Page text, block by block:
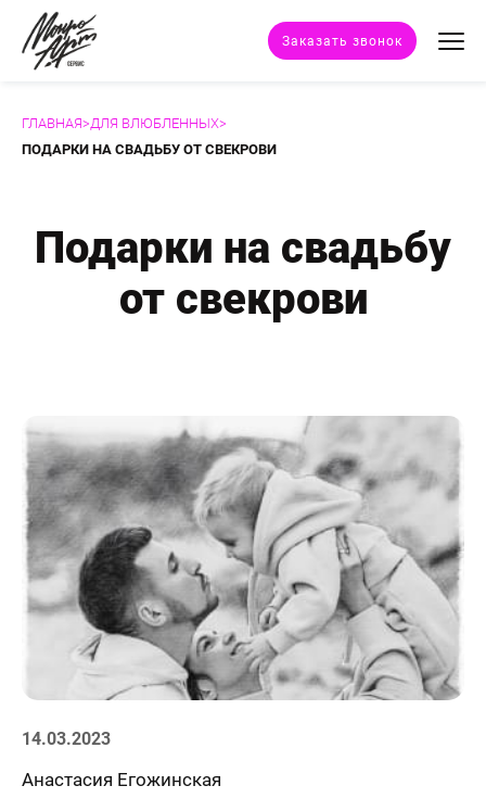
Заказать звонок
Техники портрета
Дополнительные услуги
Сертификат
Статьи
ГЛАВНАЯ>ДЛЯ ВЛЮБЛЕННЫХ>
ПОДАРКИ НА СВАДЬБУ ОТ СВЕКРОВИ
Подарки на свадьбу
от свекрови
14.03.2023
Анастасия Егожинская